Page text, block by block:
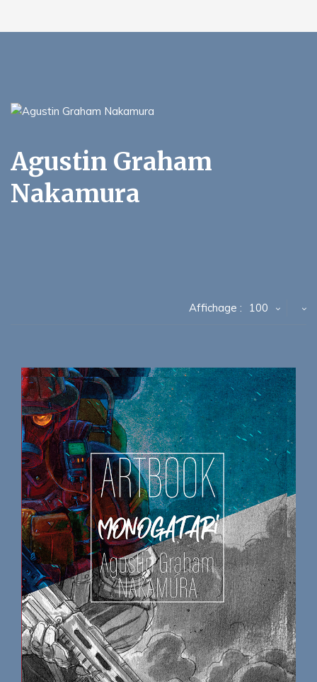
Agustin Graham
Nakamura
Affichage : 100